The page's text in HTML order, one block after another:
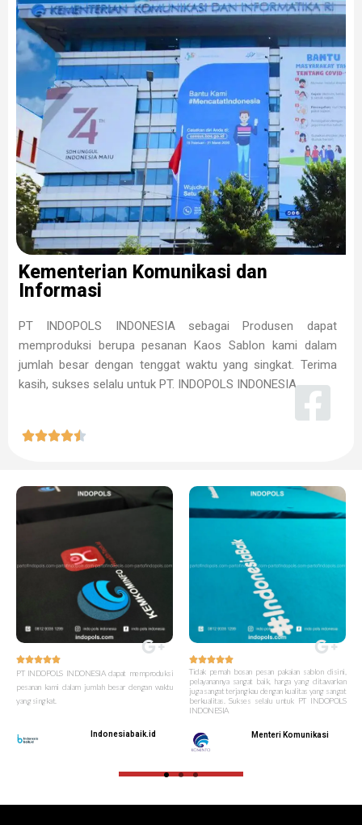
Kementerian Komunikasi dan
Informasi
PT INDOPOLS INDONESIA sebagai Produsen dapat
memproduksi berupa pesanan Kaos Sablon kami dalam
jumlah besar dengan tenggat waktu yang singkat. Terima
kasih, sukses selalu untuk PT. INDOPOLS INDONESIA


PT INDOPOLS INDONESIA dapat memproduksi
pesanan kami dalam jumlah besar dengan waktu
yang singkat.
Indonesiabaik.id

Tidak pernah bosan pesan pakaian sablon disini,
pelayanannya sangat baik, harga yang ditawarkan
juga sangat terjangkau dengan kualitas yang sangat
berkualitas. Sukses selalu untuk PT INDOPOLS
INDONESIA
Menteri Komunikasi